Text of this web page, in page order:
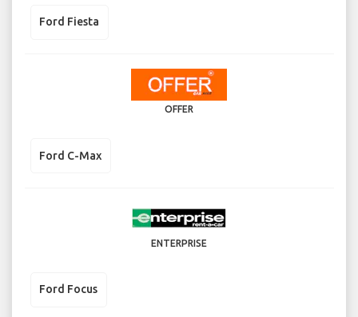
Ford Fiesta
OFFER
Ford C-Max
ENTERPRISE
Ford Focus